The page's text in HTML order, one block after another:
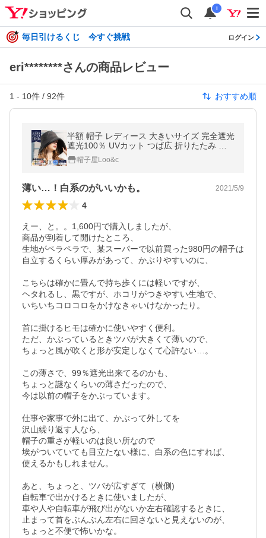
i
毎日引けるくじ 今すぐ挑戦 ログイン
eri********さんの商品レビュー
1 - 10件 / 92件 おすすめ順
半額 帽子 レディース 大きいサイズ 完全遮光
遮光100％ UVカット つば広 折りたたみ 自
転車でもあご紐で飛ばない 日よけ 春 夏 母の
日帽子屋Loo&c
薄い…！白系のがいいかも。 2021/5/9
4
えー、と。。1,600円で購入しましたが、
商品が到着して開けたところ、
生地がペラペラで、某スーパーで以前買った980円の帽子は
自立するくらい厚みがあって、かぶりやすいのに、
こちらは確かに畳んで持ち歩くには軽いですが、
ヘタれるし、黒ですが、ホコリがつきやすい生地で、
いちいちコロコロをかけなきゃいけなかったり。
首に掛けるヒモは確かに使いやすく便利。
ただ、かぶっているときツバが大きくて薄いので、
ちょっと風が吹くと形が安定しなくて心許ない…。
この薄さで、99％遮光出来てるのかも、
ちょっと謎なくらいの薄さだったので、
今は以前の帽子をかぶっています。
仕事や家事で外に出て、かぶって外してを
沢山繰り返す人なら、
帽子の重さが軽いのは良い所なので
埃がついていても目立たない様に、白系の色にすれば、
使えるかもしれません。
あと、ちょっと、ツバが広すぎて（横側)
自転車で出かけるときに使いましたが、
車や人や自転車が飛び出がないか左右確認するときに、
止まって首をぶんぶん左右に回さないと見えないのが、
ちょっと不便で怖いかな。